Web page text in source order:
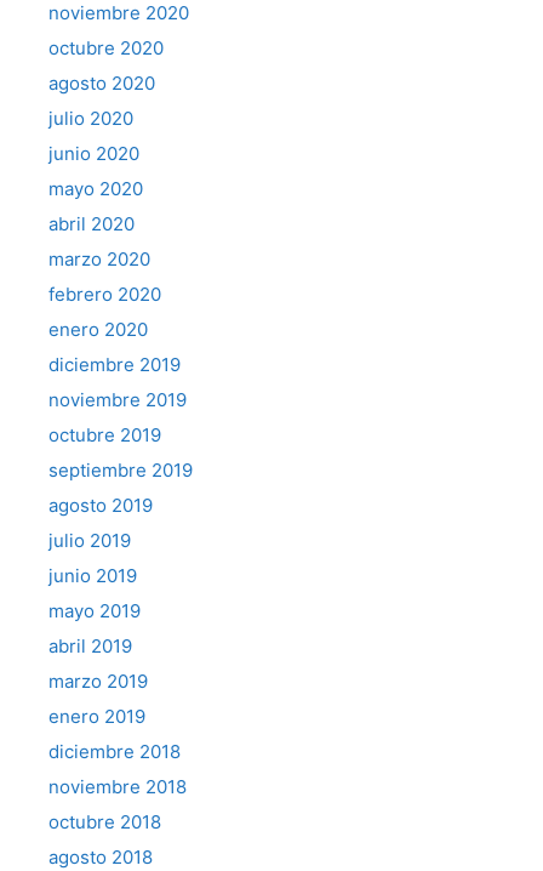
noviembre 2020
octubre 2020
agosto 2020
julio 2020
junio 2020
mayo 2020
abril 2020
marzo 2020
febrero 2020
enero 2020
diciembre 2019
noviembre 2019
octubre 2019
septiembre 2019
agosto 2019
julio 2019
junio 2019
mayo 2019
abril 2019
marzo 2019
enero 2019
diciembre 2018
noviembre 2018
octubre 2018
agosto 2018